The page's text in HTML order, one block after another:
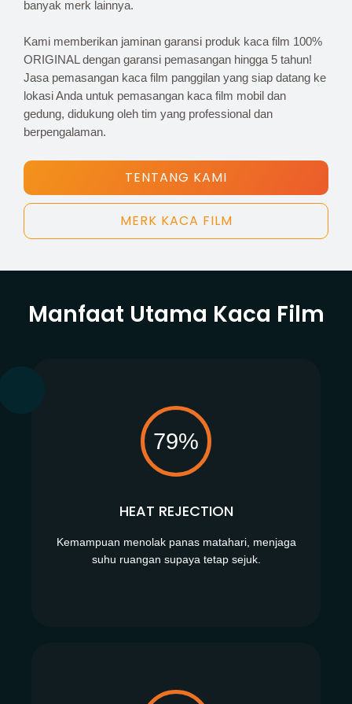
banyak merk lainnya.
Kami memberikan jaminan garansi produk kaca film 100%
ORIGINAL dengan garansi pemasangan hingga 5 tahun!
Jasa pemasangan kaca film panggilan yang siap datang ke
lokasi Anda untuk pemasangan kaca film mobil dan
gedung, didukung oleh tim yang professional dan
berpengalaman.
TENTANG KAMI
MERK KACA FILM
Manfaat Utama Kaca Film
79%
HEAT REJECTION
Kemampuan menolak panas matahari, menjaga
suhu ruangan supaya tetap sejuk.